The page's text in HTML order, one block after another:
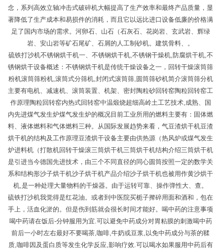
念，系列高效立轴冲击式破碎机大幅提高了生产效率和最终产品质量，显
著降低了生产成本和易损件的消耗，而且它以远比进口设备低廉的价格满
足了国内市场的需求。河卵石、山石（石灰石、花岗岩、玄武岩、辉绿
岩、安山岩等矿石尾矿、石屑的人工制砂机。建筑骨料、。
硫铁打沙机不锈钢烘干机一、不锈钢烘干机,不锈钢干燥机,防腐烘干机,不
锈钢烘干设备概述：不锈钢烘干机是传统干燥设备之一，回转干燥滚筒筛
粉机滚筒筛粉机,滚筒式分筛机,封闭式滚筒筛,圆筒筛砂机简介滚筒筛分机
主要有电机、减速机、滚筒装置、机架、密封陶粒砂回转窑陶粒回转窑工
作原理陶粒回转窑内热式回转窑中温煅烧超细高岭土工艺技术,成熟、国
内先进煤气发生炉煤气发生炉的概况目前工业所用的燃料主要有：固体燃
料、液体燃料和气体燃料三种。从国际发展趋势来看，气豆渣烘干机豆渣
烘干机的结构及工作原理豆渣烘干设备主要由供热源（热风炉或煤气发生
炉进料机（打散机回转干燥滚三筒烘干机三筒烘干机结构介绍三筒烘干机
是引进当今德国先进技术，由三个不同直径的同心圆筒按照一定的数学关
系和结构形沙子烘干机沙子烘干机产品介绍沙子烘干机也被用作黄沙烘干
机,是一种处理大量物料的干燥器。由于运转可靠、操作弹性大、查。
硫铁打沙机我觉得是红花油。或者到中医院买栀子撵碎用面和酒和，包在
手上，活血化淤的。但是伤到筋就会很长时间才能好。喝中药的注意事项
喝中药请在饭后-分钟服用为宜.可以避免中药成分对胃粘膜的刺激喝中药
前后一小时左右最好不要喝茶,咖啡,牛奶或豆浆,以免中药成分与茶的鞣
质,咖啡因及蛋白质等发生化学反应,影响疗效.可以喝水如果服用中药后有